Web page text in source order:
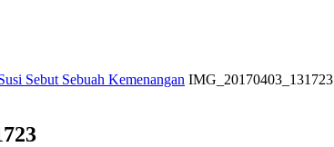
Sebut Sebuah Kemenangan IMG_20170403_131723